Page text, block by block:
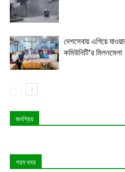
দেশসেবায় এগিয়ে
কমিউনিটি’র মিলনমেলা
জনপ্রিয়
গরম খবর